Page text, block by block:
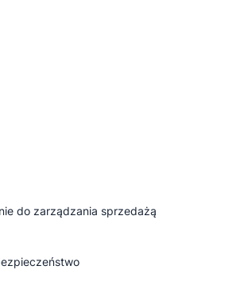
do zarządzania sprzedażą